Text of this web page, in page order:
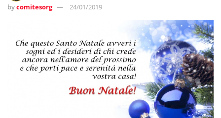
bycomitesorg 24/01/2019